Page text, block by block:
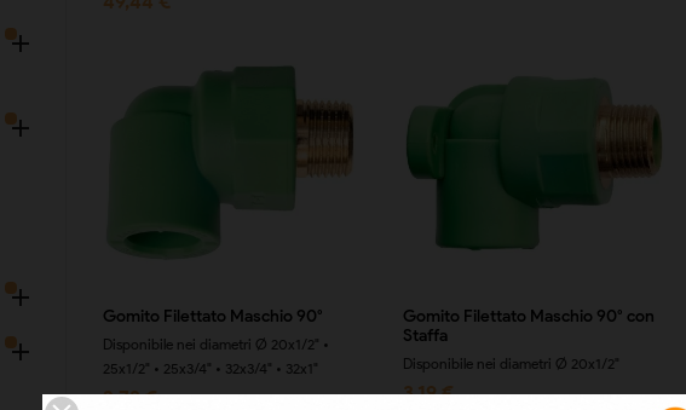




Gomito Filettato Maschio 90°
Disponibile nei diametri Ø 20x1/2" •
25x1/2" • 25x3/4" • 32x3/4" • 32x1"
2,73 €
Gomito Filettato Maschio 90° con
Staffa
Disponibile nei diametri Ø 20x1/2"
3,19 €